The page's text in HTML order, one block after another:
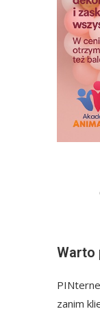
Warto
zanim